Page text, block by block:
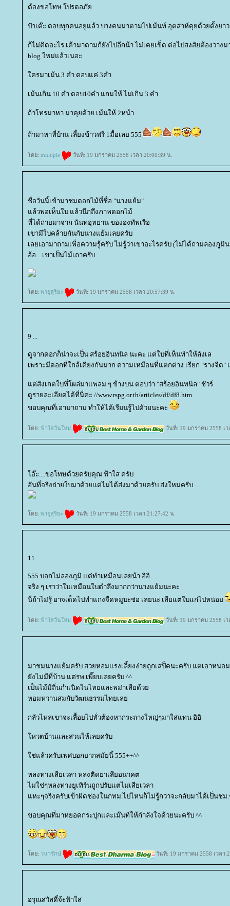
ต้องขอโทษ โปรดอภั
ป๋าเต๊ะ ตอบทุกคนอยู่แล้ว บางคนมาตามไปเม้นท์ อุตส่าห์คุยด้วยตั้งยาว
ก้ไม่คิดอะไร เค้ามาตามก้ยังไปอีกน้า ไม่เคยเข็ด ต่อไปสงสัยต้องวาง
blog ใหม่แล้วเนอะ
ครมาเม้น 3 คำ ตอบแค่ 3คำ
เม้นเกิน 10 คำ ตอบ10คำ แถมให้ ไม่เกิน 3 คำ
ถ้าโทรมาหา มาคุยด้วย เม้นให้ 2หน้า
ถ้ามาหาที่บ้าน เลี้ยงข้าวฟรี 1มื้อเลย 555
ดย: multiple วันที่: 19 มกราคม 2558 เวลา:20:00:39 น.
ชื่อวันนี้เข้ามาชมดอกไม้ที่ชื่อ "นางแย้ม"
ล้วพอเห็นใบ แล้วนึกถึงภาพดอกไม้
ที่ได้ถ่ายมาจาก นันทอุทยาน ขององทัพเรือ
เขามีใบคล้ายกันกับนางแย้มเลยครับ
เลยเอามาถามเพื่อความรู้ครับ ไม่รู้ว่าเขาอะไรครับ (ไม่ได้ถามลองภูมิ
อ้อ... เขาเป็นไม้เถาครับ
ดย: พายุสุริยะ วันที่: 19 มกราคม 2558 เวลา:20:57:39 น.
9 ...
ดูจากดอกก็น่าจะเป็น สร้อยอินทนิล นะคะ แต่ใบที่เห็นทำให้ลังเล
เพราะมีดอกที่ใกล้เคียงกันมาก ความเหมือนที่แตกต่าง เรียก "รางจืด"
ต่สังเกตใบที่โผล่มาแพลม ๆ ข้างบน ตอบว่า "สร้อยอินทนิล" ชัวร์
ดูรายละเอียดได้ที่นี่ค่ะ //www.rspg.or.th/articles/df/df8.htm
ขอบคุณที่เอามาถาม ทำให้ได้เรียนรู้ไปด้วยนะคะ
ดย: ฟ้าใสวันใหม่ วันที่: 19 มกราคม 2558 เ
อ๊ะ....ขอโทษด้วยครับคุณ ฟ้าใส ครับ
อันที่จริงถ่ายใบมาด้วยแต่ไม่ได้ส่งมาด้วยครับ ส่งใหม่ครับ....
ดย: พายุสุริยะ วันที่: 19 มกราคม 2558 เวลา:21:27:42 น.
11 ...
555 บอกไม่ลองภูมิ แต่ทำเหมือนเลยน้า อิอิ
จริง ๆ เราว่าใบเหมือนใบตำลึงมากกว่านางแย้มนะคะ
นี่ถ้าไม่รู้ อาจเด็ดไปทำแกงจืดหมูบะช่อ เลยนะ เสียแต่ใบแก่ไปหน่อ
ดย: ฟ้าใสวันใหม่ วันที่: 19 มกราคม 2558 เ
มาชมนางแย้มครับ สวยหอมแรงเลี้ยงง่ายถูกเสป็คนะครับ แต่เอาหน่
ังไม่มีที่บ้าน แต่รพ.เพี๊ยบเลยครับ ^^
เป็นไม้มีถิ่นกำเนิดในไทยและพม่าเสียด้ว
หอมหวานสมกับวัฒนธรรมไทยเล
กลัวไหลเขาจะเลื้อยไปทั่วต้องหากระถางใหญ่ๆมาใส่แทน อิอิ
หวตบ้านและสวนให้เลยครับ
ช่แล้วครับเพศบอกยากสมัยนี้ 555++^^
หลงทางเสียเวลา หลงติดยาเสียอนาคต
ไม่ใช่ๆหลงทางยูเทิร์นถูกปรับแต่ไม่เสียเวลา
หะๆจริงครับเข้าผิดช่องในกทม.ไปไหนก็ไม่รู้กว่าจะกลับมาได้เป็นชม.
ขอบคุณที่มาหยอดกระปุกและเม๊นท์ให้กำลังใจด้วยนะครับ ^^
ดย: วนารักษ์ วันที่: 19 มกราคม 2558 เวลา
อรุณสวัสดิ์จ้ะฟ้าใส